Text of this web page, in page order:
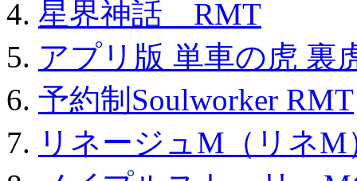
星界神話 RMT
アプリ版 単車の虎 裏
予約制Soulworker RMT
リネージュM（リネM